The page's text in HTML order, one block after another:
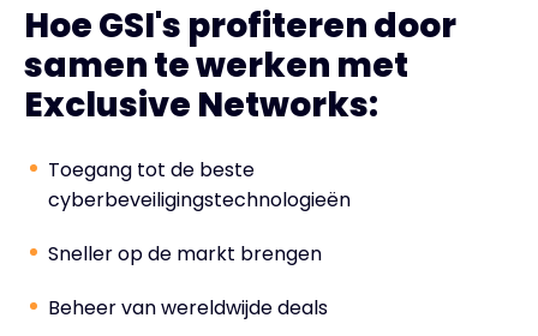
Hoe GSI's profiteren door
samen te werken met
Exclusive Networks:
Toegang tot de beste
cyberbeveiligingstechnologieën
Sneller op de markt brengen
Beheer van wereldwijde deals